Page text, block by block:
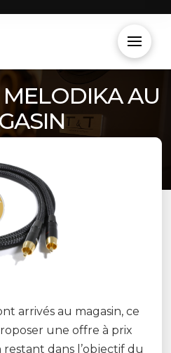
MELODIKA AU
arrivés au magasin, ce
une offre à prix
dans l’objectif du